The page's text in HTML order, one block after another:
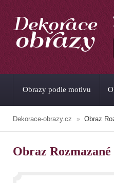
Obrazy podle motivu
Dekorace-obrazy.cz Obraz
Obraz